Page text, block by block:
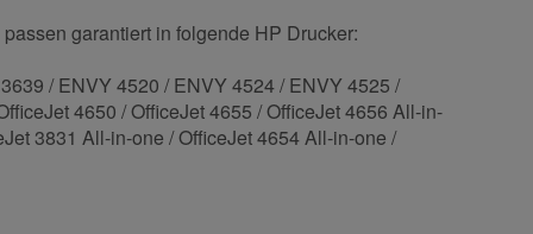
garantiert in folgende HP Drucker:
/ ENVY 4520 / ENVY 4524 / ENVY 4525 /
4650 / OfficeJet 4655 / OfficeJet 4656 All-in-
3831 All-in-one / OfficeJet 4654 All-in-one /